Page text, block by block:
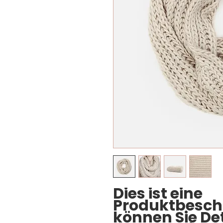
Dies ist eine
können Sie